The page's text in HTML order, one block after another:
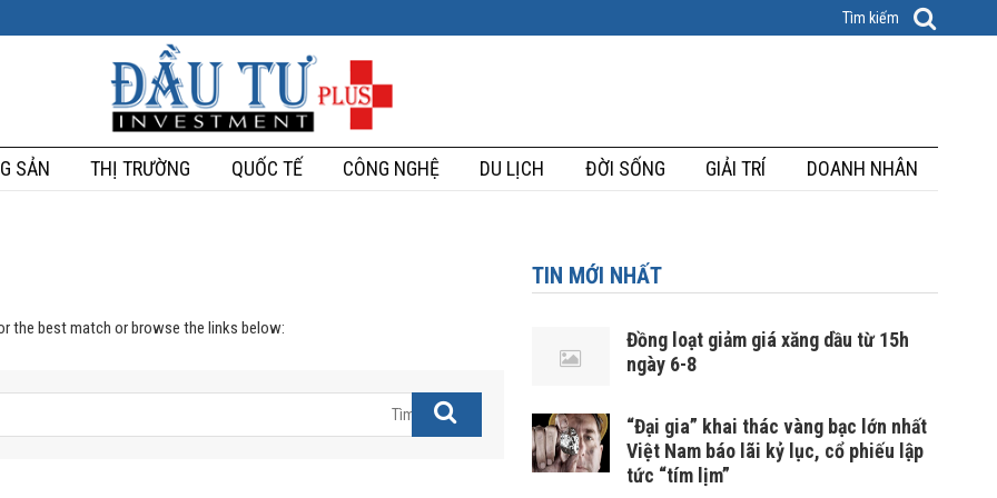
SẢN THỊ TRƯỜNG QUỐC TẾ CÔNG NGHỆ DU LỊCH ĐỜI SỐNG GIẢI TRÍ DOANH NHÂN
the best match or browse the links below:
TIN MỚI NHẤT
Đồng loạt giảm giá xăng dầu từ 15h
ngày 6-8
“Đại gia” khai thác vàng bạc lớn nhất
Việt Nam báo lãi kỷ lục, cổ phiếu lập
tức “tím lịm”